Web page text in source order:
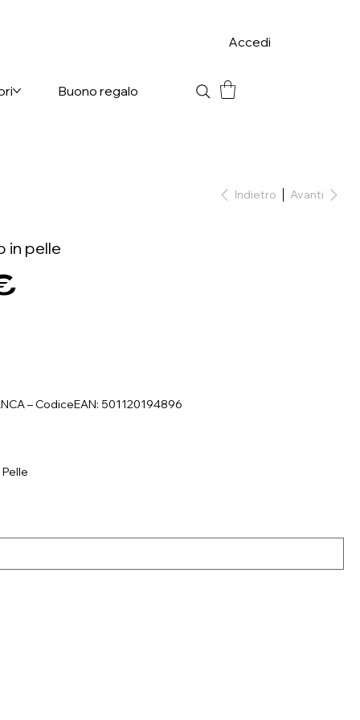
Buono regalo
Accedi
Indietro Avanti
in pelle
– CodiceEAN: 501120194896